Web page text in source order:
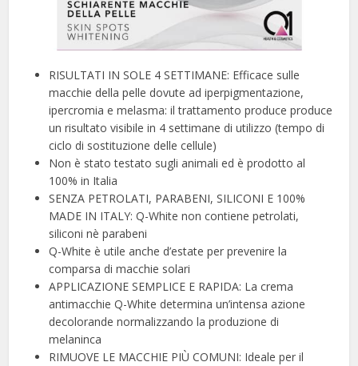
RISULTATI IN SOLE 4 SETTIMANE: Efficace sulle
macchie della pelle dovute ad iperpigmentazione,
ipercromia e melasma: il trattamento produce produce
un risultato visibile in 4 settimane di utilizzo (tempo di
ciclo di sostituzione delle cellule)
Non è stato testato sugli animali ed è prodotto al
100% in Italia
SENZA PETROLATI, PARABENI, SILICONI E 100%
MADE IN ITALY: Q-White non contiene petrolati,
siliconi nè parabeni
Q-White è utile anche d’estate per prevenire la
comparsa di macchie solari
APPLICAZIONE SEMPLICE E RAPIDA: La crema
antimacchie Q-White determina un’intensa azione
decolorande normalizzando la produzione di
melaninca
RIMUOVE LE MACCHIE PIÙ COMUNI: Ideale per il